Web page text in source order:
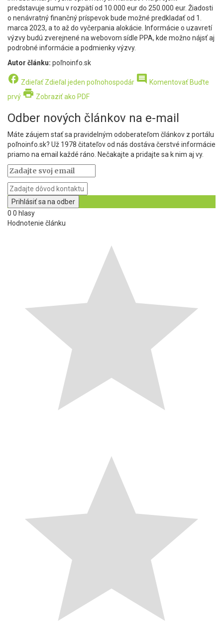
predstavuje sumu v rozpätí od 10.000 eur do 250.000 eur. Žiadosti
o nenávratný finančný príspevok bude možné predkladať od 1.
marca 2023, a to až do vyčerpania alokácie. Informácie o uzavretí
výzvy budú zverejnené na webovom sídle PPA, kde možno nájsť aj
podrobné informácie a podmienky výzvy.
Autor článku: poľnoinfo.sk
facebook Zdieľať Zdieľal jeden poľnohospodár comment Komentovať Buďte
prvý print Zobraziť ako PDF
Odber nových článkov na e-mail
Máte záujem stať sa pravidelným odoberateľom článkov z portálu
poľnoinfo.sk? Už 1978 čitateľov od nás dostáva čerstvé informácie
priamo na email každé ráno. Nečakajte a pridajte sa k nim aj vy.
0 0 hlasy
Hodnotenie článku